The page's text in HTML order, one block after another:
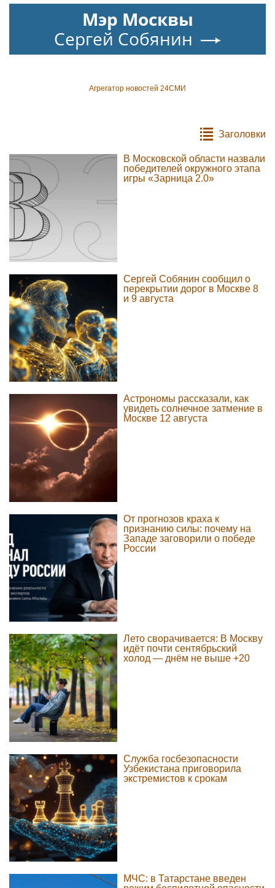
Мэр Москвы
Сергей Собянин
Агрегатор новостей 24СМИ
Заголовки
В Московской области назвали
победителей окружного этапа
игры «Зарница 2.0»
Сергей Собянин сообщил о
перекрытии дорог в Москве 8
и 9 августа
Астрономы рассказали, как
увидеть солнечное затмение в
Москве 12 августа
От прогнозов краха к
признанию силы: почему на
Западе заговорили о победе
России
Лето сворачивается: В Москву
идёт почти сентябрьский
холод — днём не выше +20
Служба госбезопасности
Узбекистана приговорила
экстремистов к срокам
МЧС: в Татарстане введен